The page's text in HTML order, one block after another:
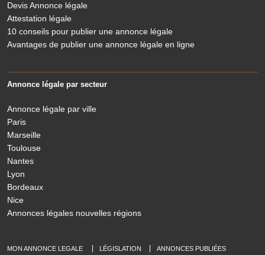
privée
mais on aimerait bien vous accompagner
Devis Annonce légale
Attestation légale
10 conseils pour publier une annonce légale
Avantages de publier une annonce légale en ligne
Annonce légale par secteur
Annonce légale par ville
Paris
Marseille
Toulouse
Nantes
Lyon
Bordeaux
Nice
Annonces légales nouvelles régions
MON ANNONCE LEGALE LÉGISLATION ANNONCES PUBLIÉES